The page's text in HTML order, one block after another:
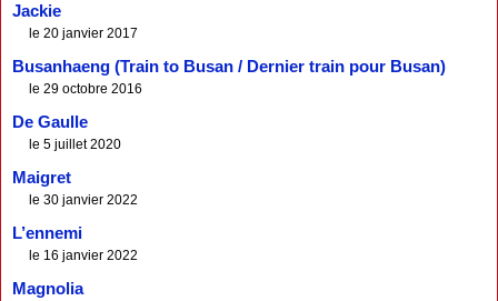
Jackie
le 20 janvier 2017
Busanhaeng (Train to Busan / Dernier train pour Busan)
le 29 octobre 2016
De Gaulle
le 5 juillet 2020
Maigret
le 30 janvier 2022
L’ennemi
le 16 janvier 2022
Magnolia